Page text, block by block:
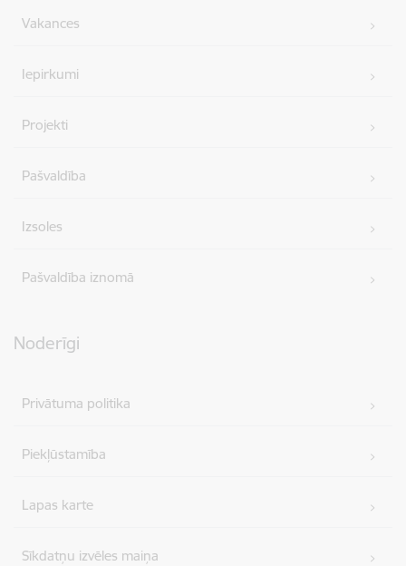
Vakances
Iepirkumi
Projekti
Pašvaldība
Izsoles
Pašvaldība iznomā
Noderīgi
Privātuma politika
Piekļūstamība
Lapas karte
Sīkdatņu izvēles maiņa